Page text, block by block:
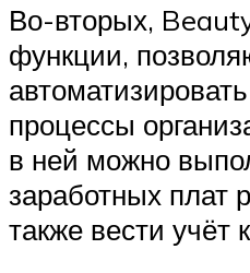
Во-вторых,
функции,
процессы
в ней можно
заработных плат
также вести учёт